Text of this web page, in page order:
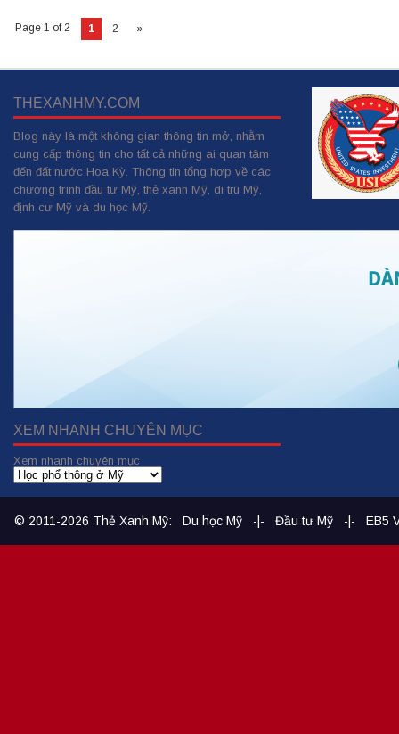
Page 1 of 2 1 2 »
THEXANHMY.COM
Blog này là một không gian thông tin mở, nhằm
cung cấp thông tin cho tất cả những ai quan tâm
đến đất nước Hoa Kỳ. Thông tin tổng hợp về các
chương trình đầu tư Mỹ, thẻ xanh Mỹ, di trú Mỹ,
định cư Mỹ và du học Mỹ.
XEM NHANH CHUYÊN MỤC
Xem nhanh chuyên mục
© 2011-2026 Thẻ Xanh Mỹ: Du học Mỹ -|- Đầu tư Mỹ -|- EB5